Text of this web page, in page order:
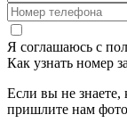
Я соглашаюсь с
Как узнать номер
Если вы не знаете,
пришлите нам фото